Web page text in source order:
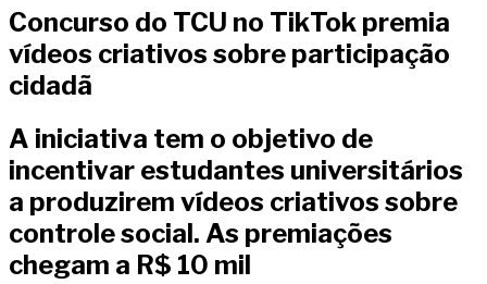
Concurso do TCU no TikTok premia
vídeos criativos sobre participação
cidadã
A iniciativa tem o objetivo de
incentivar estudantes universitários
a produzirem vídeos criativos sobre
controle social. As premiações
chegam a R$ 10 mil